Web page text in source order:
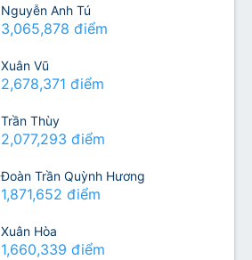
Nguyễn Anh Tú
3,065,878 điểm
Xuân Vũ
2,678,371 điểm
Trần Thùy
2,077,293 điểm
Đoàn Trần Quỳnh Hương
1,871,652 điểm
Xuân Hòa
1,660,339 điểm